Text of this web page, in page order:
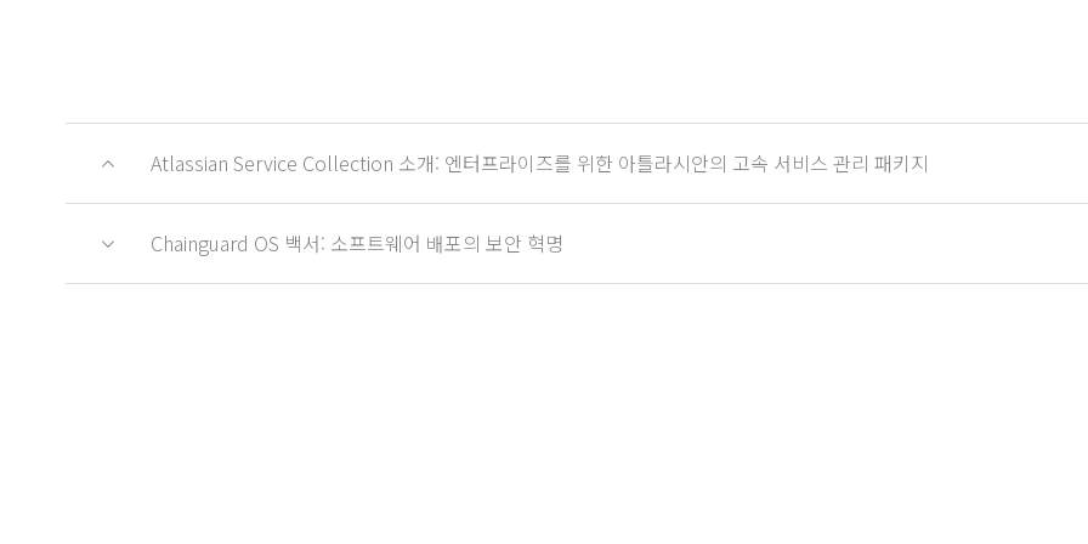
Atlassian Service Collection 소개: 엔터프라이즈를 위한 아틀라시안의 고속 서비스 관리 패키지
Chainguard OS 백서: 소프트웨어 배포의 보안 혁명